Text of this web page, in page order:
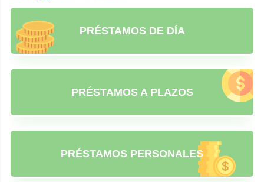
PRÉSTAMOS DE DÍA
PRÉSTAMOS A PLAZOS
PRÉSTAMOS PERSONALES